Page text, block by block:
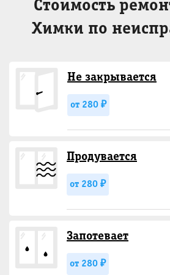
Стоимость
Химки по
Не закрывается
от 280 ₽
Продувается
от 280 ₽
Запотевает
от 280 ₽